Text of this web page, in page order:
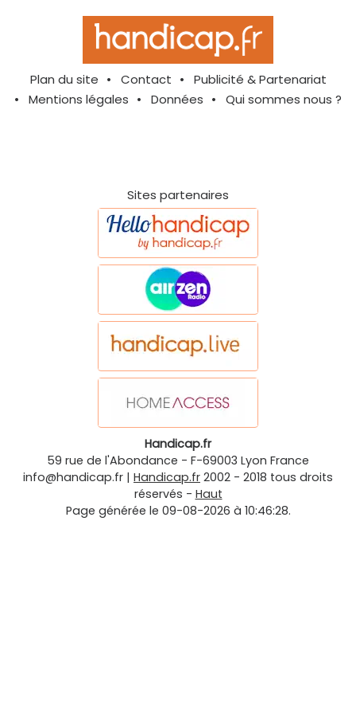
Plan du site Contact
Publicité & Partenariat
Mentions légales
Données Qui sommes nous ?
Sites partenaires
Handicap.fr
59 rue de l'Abondance - F-69003 Lyon France
info@handicap.fr | Handicap.fr 2002 - 2018 tous droits
réservés - Haut
Page générée le 09-08-2026 à 10:46:28.